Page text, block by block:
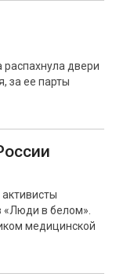
двери
за ее парты
в белом».
медицинской